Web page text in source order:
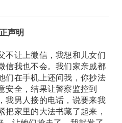
声明
不让上微信，我想和儿女们
信我也不会。我们家亲戚都
们在手机上还问我，你抄法
安全，结果让警察监控到
我男人接的电话，说要来我
家里的大法书藏了起来，